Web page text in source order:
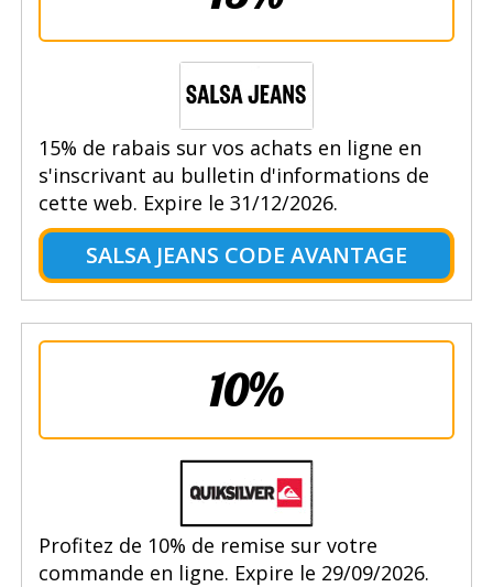
15% de rabais sur vos achats en ligne en
s'inscrivant au bulletin d'informations de
cette web. Expire le 31/12/2026.
SALSA JEANS CODE AVANTAGE
10%
Profitez de 10% de remise sur votre
commande en ligne. Expire le 29/09/2026.